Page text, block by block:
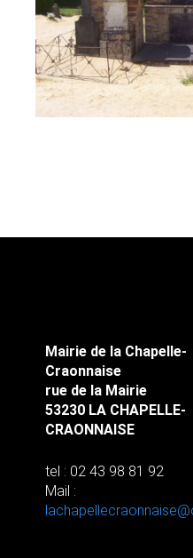
Mairie de la Chapelle-
Craonnaise
rue de la Mairie
53230 LA CHAPELLE-
CRAONNAISE
tel : 02 43 98 81 92
Mail :